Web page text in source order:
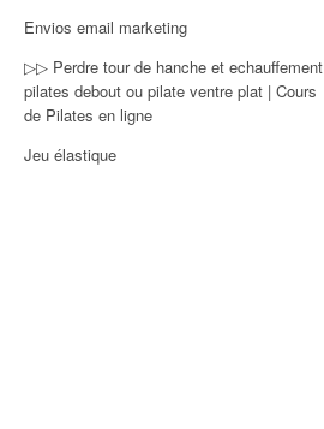
Envios email marketing
▷▷ Perdre tour de hanche et echauffement
pilates debout ou pilate ventre plat | Cours
de Pilates en ligne
Jeu élastique